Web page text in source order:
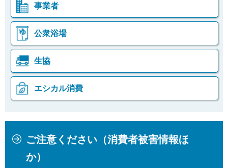
事業者
公衆浴場
生協
エシカル消費
ご注意ください（消費者被害情報ほ
か）